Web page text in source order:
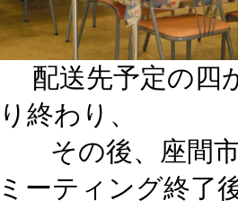
送先予定の四か
終わり、
、座間市総
ーティング終了